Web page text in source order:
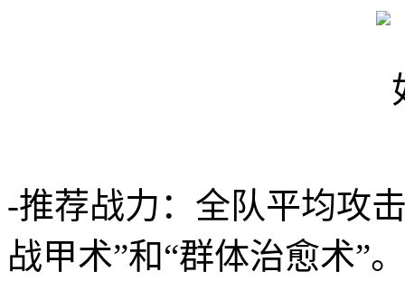
-推荐战力：全队平均攻
战甲术”和“群体治愈术”。